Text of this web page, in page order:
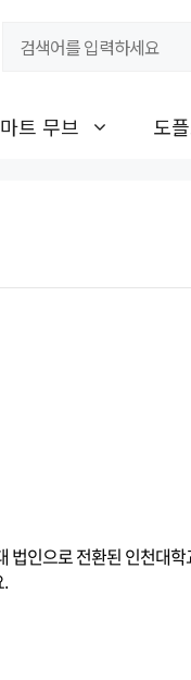
트 무브 도
법인으로 전환된 인천대학
.